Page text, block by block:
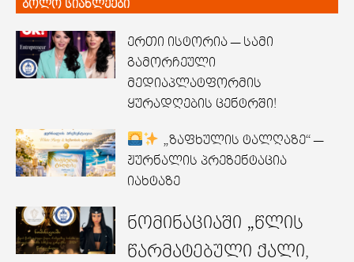
ბოლო სიახლეები
ერთი ისტორია — სამი
გამორჩეული
მედიაპლატფორმის
ყურადღების ცენტრში!
„ზაფხულის ტალღაზე“ —
ჟურნალის პრეზენტაცია
იახტაზე
ნომინაციაში „წლის
წარმატებული ქალი,